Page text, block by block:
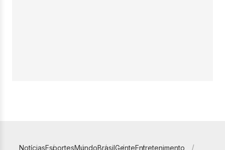
NotíciasEsportesMundoBrasilGenteEntretenimento